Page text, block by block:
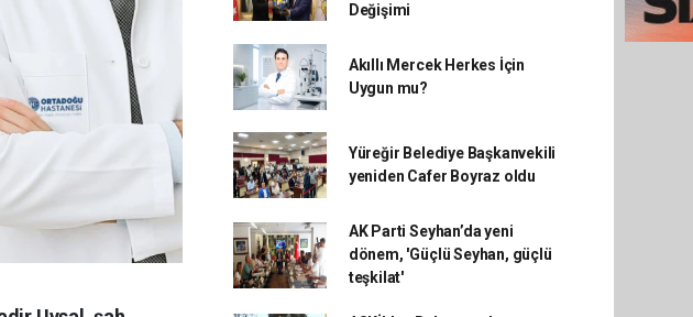
Değişimi
Akıllı Mercek Herkes İçin
Uygun mu?
Yüreğir Belediye Başkanvekili
yeniden Cafer Boyraz oldu
AK Parti Seyhan’da yeni
dönem, 'Güçlü Seyhan, güçlü
teşkilat'